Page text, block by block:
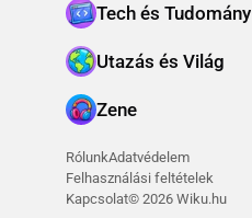
Tech és Tudomány
Utazás és Világ
Zene
RólunkAdatvédelem
Felhasználási feltételek
Kapcsolat© 2026 Wiku.hu